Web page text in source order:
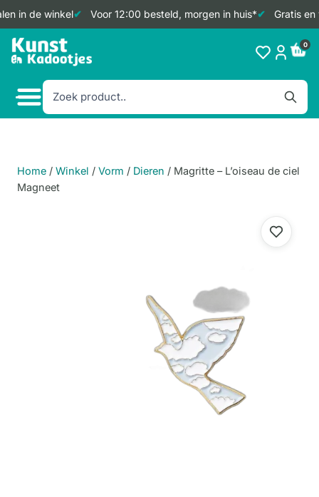
in de winkel Voor 12:00 besteld, morgen in huis* Gratis en
Doorgaan
naar
0
Home / Winkel / Vorm / Dieren / Magritte – L’oiseau de ciel
Magneet